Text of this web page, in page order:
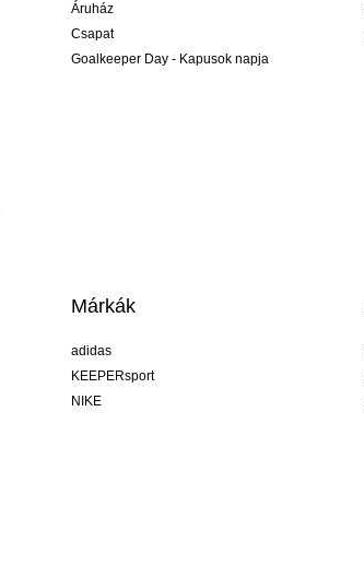
Áruház
Csapat
Goalkeeper Day - Kapusok napja
Márkák
adidas
KEEPERsport
NIKE